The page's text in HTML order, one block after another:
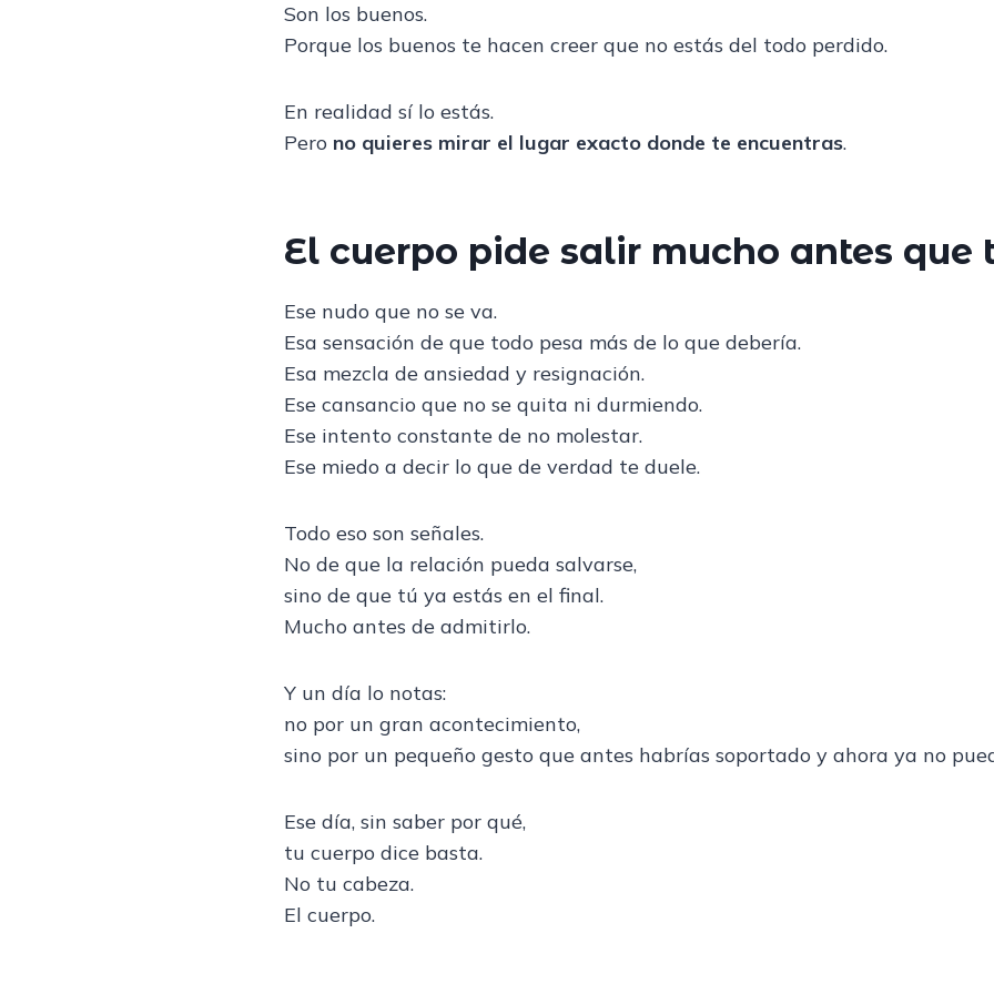
Son los buenos.
Porque los buenos te hacen creer que no estás del todo perdido.
En realidad sí lo estás.
Pero no quieres mirar el lugar exacto donde te encuentras.
El cuerpo pide salir mucho antes que
Ese nudo que no se va.
Esa sensación de que todo pesa más de lo que debería.
Esa mezcla de ansiedad y resignación.
Ese cansancio que no se quita ni durmiendo.
Ese intento constante de no molestar.
Ese miedo a decir lo que de verdad te duele.
Todo eso son señales.
No de que la relación pueda salvarse,
sino de que tú ya estás en el final.
Mucho antes de admitirlo.
Y un día lo notas:
no por un gran acontecimiento,
sino por un pequeño gesto que antes habrías soportado y ahora ya no
Ese día, sin saber por qué,
tu cuerpo dice basta.
No tu cabeza.
El cuerpo.